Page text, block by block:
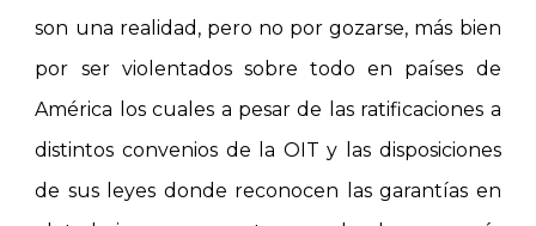
son una realidad, pero no por gozarse, más bien
por ser violentados sobre todo en países de
América los cuales a pesar de las ratificaciones a
distintos convenios de la OIT y las disposiciones
de sus leyes donde reconocen las garantías en